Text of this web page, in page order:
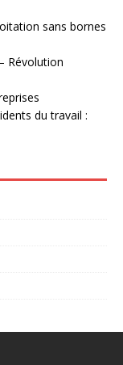
sans bornes
Révolution
du travail :